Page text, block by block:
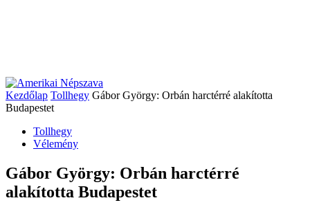
Kezdőlap Tollhegy Gábor György: Orbán harctérré alakította
Budapestet
Tollhegy
Vélemény
Gábor György: Orbán harctérré
alakította Budapestet